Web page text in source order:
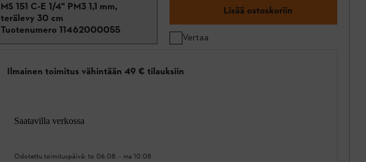
MS 151 C-E 1/4" PM3 1,1 mm,
terälevy 30 cm
Tuotenumero 11462000055
Lisää ostoskoriin
Vertaa
Ilmainen toimitus vähintään 49 € tilauksiin
Saatavilla verkossa
Odotettu toimituspäivä: to 06.08. - ma 10.08.